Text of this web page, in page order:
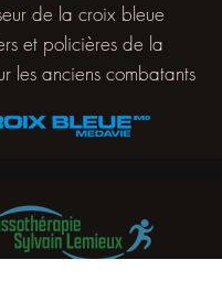
de la croix bleue
et policières de la
les anciens combatants